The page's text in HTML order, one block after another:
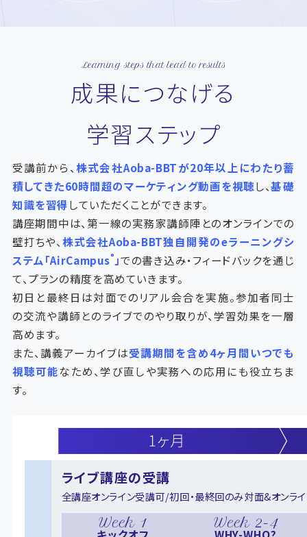
Learning steps that lead to results
成果につなげる
学習ステップ
受講前から、 株式会社Aoba-BBTが20年以上にわたり蓄
積してきた60時間超のマーケティング動画を視聴し、基礎
知識を習得していただくことができます。
講座期間中は、第一線の実務家講師陣とのオンラインでの
壁打ちや、株式会社Aoba-BBT独自開発のeラーニングシ
ステム「AirCampus® 」での書き込み・フィードバックを通じ
て、プランの精度を高めていきます。
初日と最終日は対面でのリアル会合を実施。参加者同士
の交流や講師とのライブでのやり取りが、学習効果を一層
高めます。
また、講義アーカイブは受講期間を含め4ヶ月間いつでも
視聴可能なため、学び直しや実務への応用にも役立ちま
す。
ライブ講座の受講
全講座オンライン受講可/初回・最終回のみ対面&オンラ
Week 1 Week 2-4